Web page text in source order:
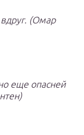
(Омар
еще опасней